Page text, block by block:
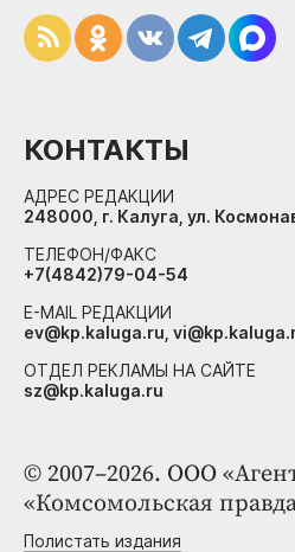
© 2007–2026. ООО
«Комсомольская
Полистать издания
КОНТАКТЫ
АДРЕС РЕДАКЦИИ
248000, г. Калуга, ул.
ТЕЛЕФОН/ФАКС
+7(4842)79-04-54
E-MAIL РЕДАКЦИИ
ev@kp.kaluga.ru,
ОТДЕЛ РЕКЛАМЫ НА САЙТЕ
sz@kp.kaluga.ru